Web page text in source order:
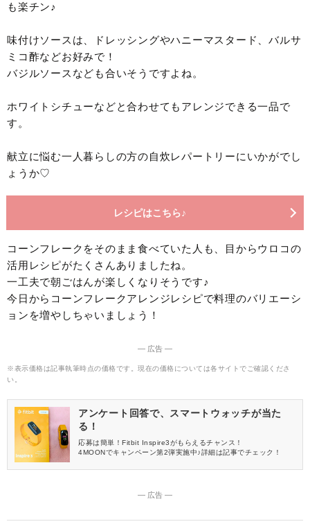
も楽チン♪
味付けソースは、ドレッシングやハニーマスタード、バルサ
ミコ酢などお好みで！
バジルソースなども合いそうですよね。
ホワイトシチューなどと合わせてもアレンジできる一品で
す。
献立に悩む一人暮らしの方の自炊レパートリーにいかがでし
ょうか♡
レシピはこちら♪
コーンフレークをそのまま食べていた人も、目からウロコの
活用レシピがたくさんありましたね。
一工夫で朝ごはんが楽しくなりそうです♪
今日からコーンフレークアレンジレシピで料理のバリエーシ
ョンを増やしちゃいましょう！
― 広告 ―
※表示価格は記事執筆時点の価格です。現在の価格については各サイトでご確認くださ
い。
アンケート回答で、スマートウォッチが当た
る！
応募は簡単！Fitbit Inspire3がもらえるチャンス！
4MOONでキャンペーン第2弾実施中♪詳細は記事でチェック！
― 広告 ―